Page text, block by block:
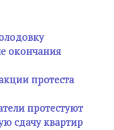
окончания
протеста
протестуют
сдачу квартир